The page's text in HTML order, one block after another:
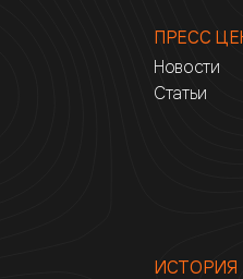
ПРЕСС
Новости
Статьи
ИСТОРИЯ